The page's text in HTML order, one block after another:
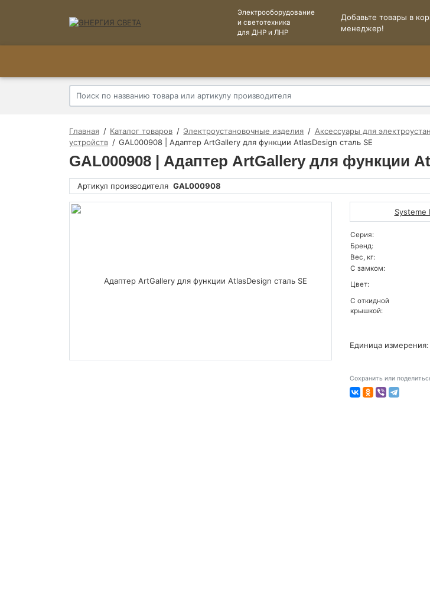
Электрооборудование
и светотехника
для ДНР и ЛНР
Добавьте товары в
менеджер!
Главная Каталог товаров Электроустановочные изделия Аксессуары для
устройств
GAL000908 | Адаптер ArtGallery для функции AtlasDesign сталь SE
GAL000908 | Адаптер ArtGallery для функции
Артикул производителя GAL000908
Systeme
Серия:
Бренд:
Вес, кг:
С замком:
Цвет:
С откидной
крышкой:
Единица измерения:
Сохранить или